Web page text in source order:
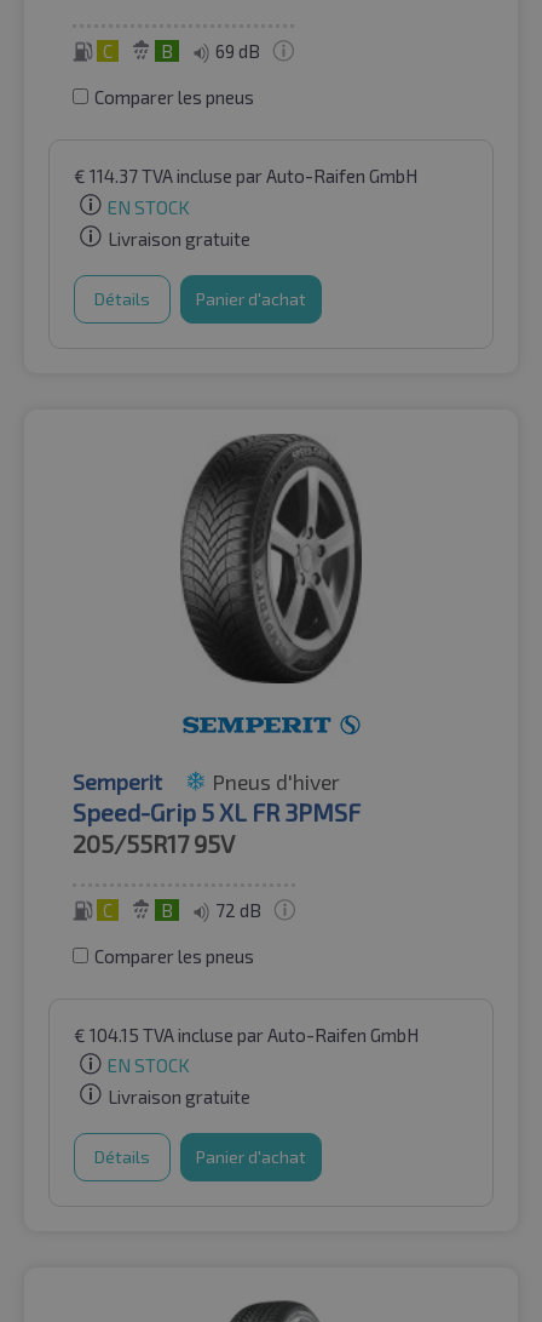
C B 69 dB
Comparer les pneus
€ 114.37TVA incluse par Auto-Raifen GmbH
EN STOCK
Livraison gratuite
Détails Panier d'achat
Semperit Pneus d'hiver
Speed-Grip 5 XL FR 3PMSF
205/55R17 95V
C B 72 dB
Comparer les pneus
€ 104.15 TVA incluse par Auto-Raifen GmbH
EN STOCK
Livraison gratuite
Détails Panier d'achat